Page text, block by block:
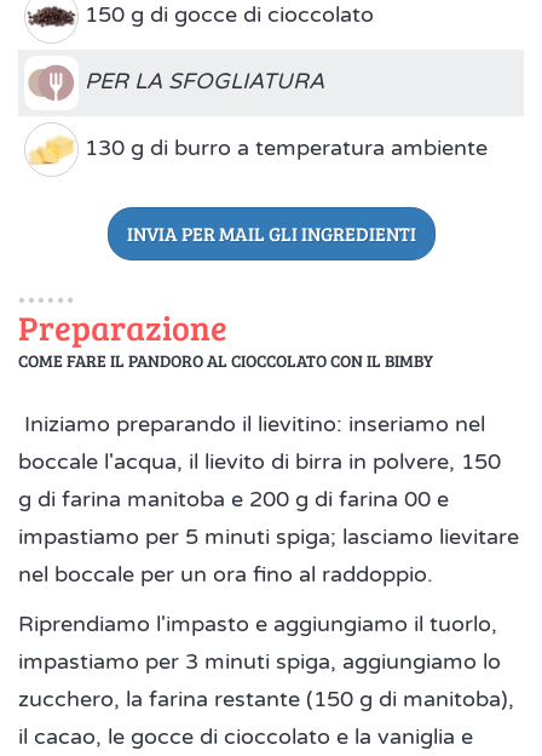
150 g di gocce di cioccolato
PER LA SFOGLIATURA
130 g di burro a temperatura ambiente
INVIA PER MAIL GLI INGREDIENTI
Preparazione
COME FARE IL PANDORO AL CIOCCOLATO CON IL BIMBY
Iniziamo preparando il lievitino: inseriamo nel
boccale l'acqua, il lievito di birra in polvere, 150
g di farina manitoba e 200 g di farina 00 e
impastiamo per 5 minuti spiga; lasciamo lievitare
nel boccale per un ora fino al raddoppio.
Riprendiamo l'impasto e aggiungiamo il tuorlo,
impastiamo per 3 minuti spiga, aggiungiamo lo
zucchero, la farina restante (150 g di manitoba),
il cacao, le gocce di cioccolato e la vaniglia e